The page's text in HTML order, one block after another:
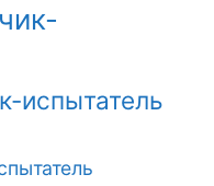
испытатель